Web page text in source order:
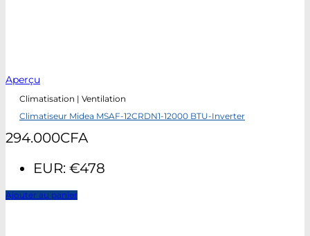
Aperçu
Climatisation | Ventilation
Climatiseur Midea MSAF-12CRDN1-12000 BTU-Inverter
294.000CFA
EUR: €478
Ajouter au panier